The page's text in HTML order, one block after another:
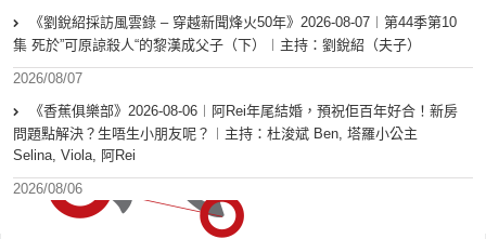
《劉銳紹採訪風雲錄 – 穿越新聞烽火50年》2026-08-07︱第44季第10
集 死於”可原諒殺人“的黎漢成父子（下）︱主持：劉銳紹（夫子）
2026/08/07
《香蕉俱樂部》2026-08-06︱阿Rei年尾結婚，預祝佢百年好合！新房
問題點解決？生唔生小朋友呢？︱主持：杜浚斌 Ben, 塔羅小公主
Selina, Viola, 阿Rei
2026/08/06